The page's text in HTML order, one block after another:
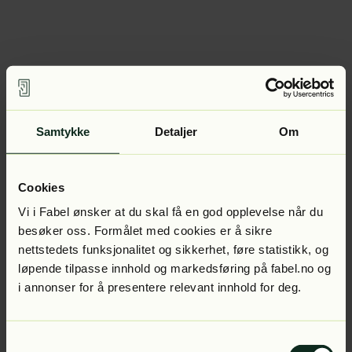
Samtykke Detaljer Om
Cookies
Vi i Fabel ønsker at du skal få en god opplevelse når du
besøker oss. Formålet med cookies er å sikre
nettstedets funksjonalitet og sikkerhet, føre statistikk, og
løpende tilpasse innhold og markedsføring på fabel.no og
i annonser for å presentere relevant innhold for deg.